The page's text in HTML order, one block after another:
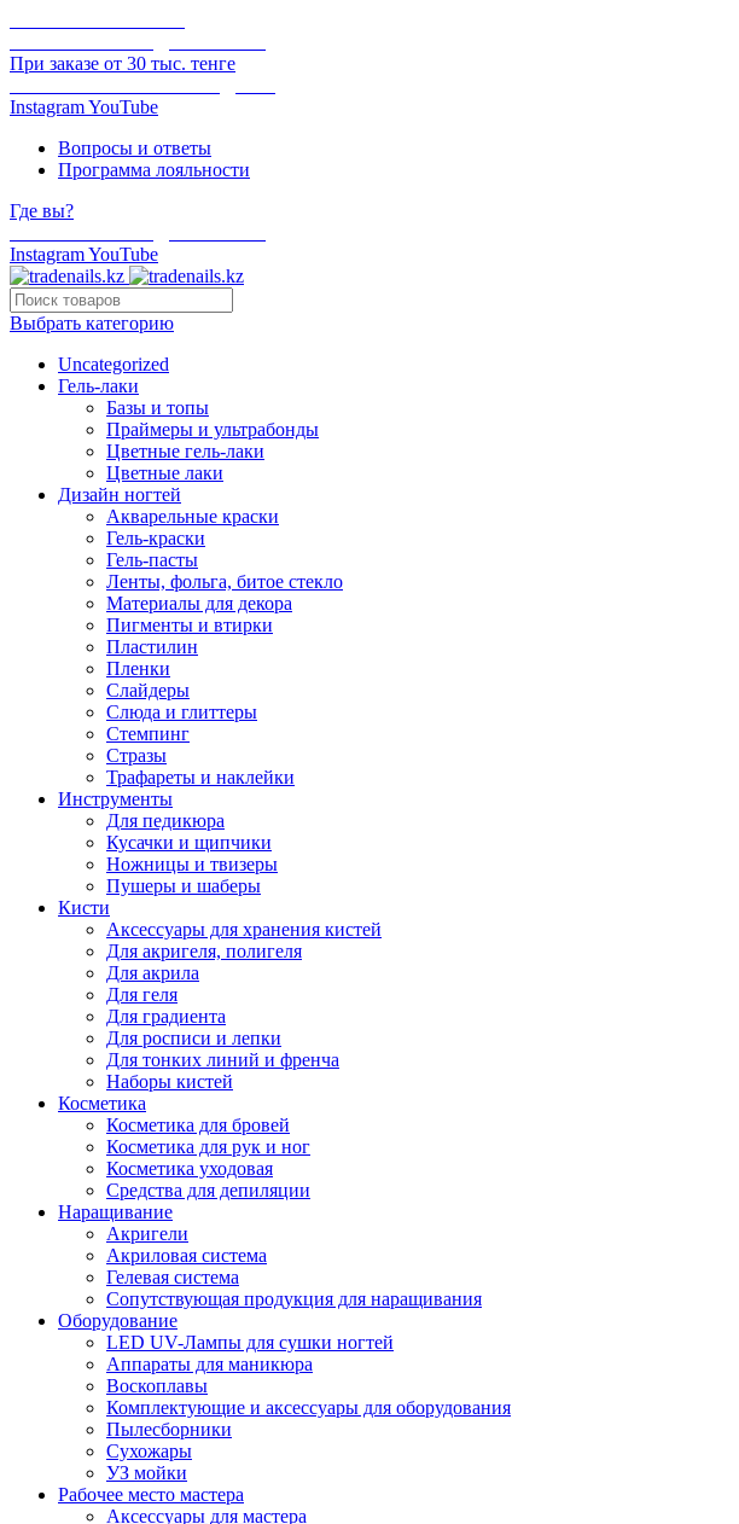
При заказе от 30 тыс. тенге
InstagramYouTube
Вопросы и ответы
Программа лояльности
Где вы?
InstagramYouTube
Выбрать категорию
Uncategorized
Гель-лаки
Базы и топы
Праймеры и ультрабонды
Цветные гель-лаки
Цветные лаки
Дизайн ногтей
Акварельные краски
Гель-краски
Гель-пасты
Ленты, фольга, битое стекло
Материалы для декора
Пигменты и втирки
Пластилин
Пленки
Слайдеры
Слюда и глиттеры
Стемпинг
Стразы
Трафареты и наклейки
Инструменты
Для педикюра
Кусачки и щипчики
Ножницы и твизеры
Пушеры и шаберы
Кисти
Аксессуары для хранения кистей
Для акригеля, полигеля
Для акрила
Для геля
Для градиента
Для росписи и лепки
Для тонких линий и френча
Наборы кистей
Косметика
Косметика для бровей
Косметика для рук и ног
Косметика уходовая
Средства для депиляции
Наращивание
Акригели
Акриловая система
Гелевая система
Сопутствующая продукция для наращивания
Оборудование
LED UV-Лампы для сушки ногтей
Аппараты для маникюра
Воскоплавы
Комплектующие и аксессуары для оборудования
Пылесборники
Сухожары
УЗ мойки
Рабочее место мастера
Аксессуары для мастера